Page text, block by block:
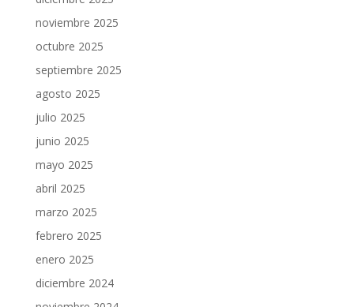
noviembre 2025
octubre 2025
septiembre 2025
agosto 2025
julio 2025
junio 2025
mayo 2025
abril 2025
marzo 2025
febrero 2025
enero 2025
diciembre 2024